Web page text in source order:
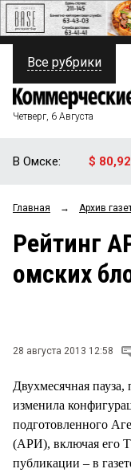
ПОЛИТИКА
ФИНАНСЫ
ОБЩЕСТВО
ЗАКОН
НОВОСТИ
СТИЛЬ ЖИЗНИ
Все рубрики
Четверг, 6 Августа
В Омске: $
Главная → Архив
Рейтинг
омских
28 августа 2013 12:58
Двухмесячная
изменила
подготовленного
(АРИ), включая его
публикации – в